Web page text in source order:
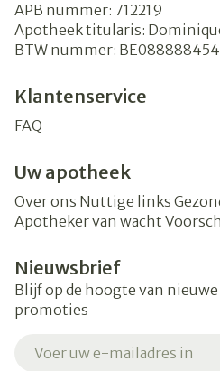
APB nummer: 712219
Apotheek titularis:
BTW nummer:
Klantenservice
FAQ
Uw apotheek
Over ons Nuttige links
Apotheker van wacht
Nieuwsbrief
Blijf op de hoogte van
promoties